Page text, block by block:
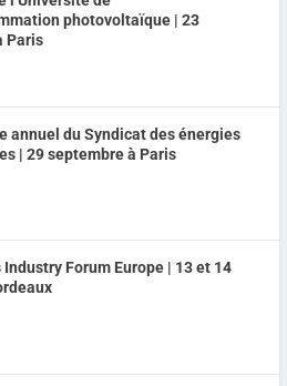
photovoltaïque | 23
Paris
annuel du Syndicat des énergies
| 29 septembre à Paris
Forum Europe | 13 et 14